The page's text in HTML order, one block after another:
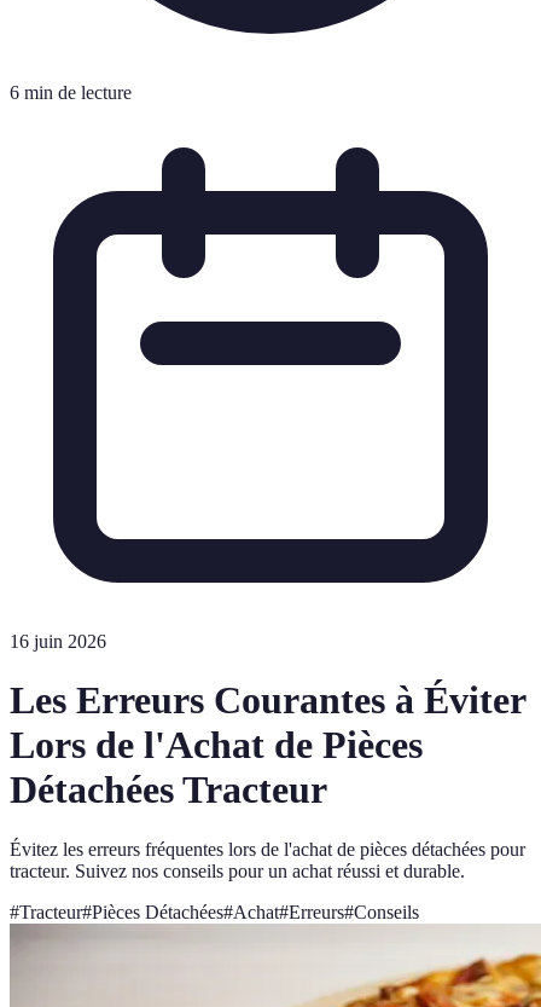
6 min de lecture
16 juin 2026
Les Erreurs Courantes à Éviter
Lors de l'Achat de Pièces
Détachées Tracteur
Évitez les erreurs fréquentes lors de l'achat de pièces détachées pour
tracteur. Suivez nos conseils pour un achat réussi et durable.
#Tracteur#Pièces Détachées#Achat#Erreurs#Conseils